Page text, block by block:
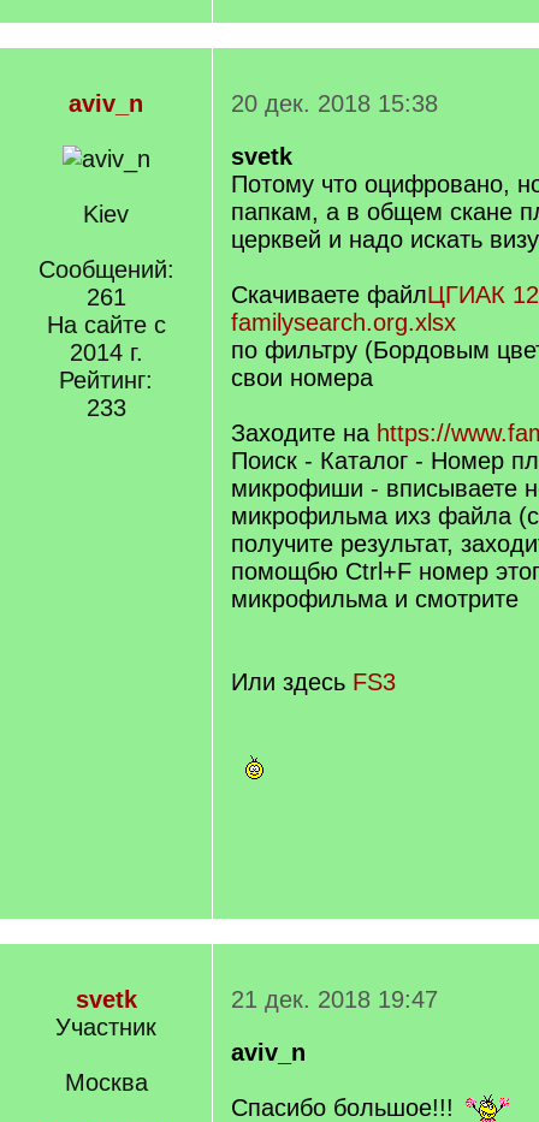
aviv_n
Kiev
Сообщений:
261
На сайте с
2014 г.
Рейтинг:
233
20 дек. 2018 15:38
svetk
Потому что оцифровано,
папкам, а в общем скане
церквей и надо искать
Скачиваете файлЦГИАК
familysearch.org.xlsx
по фильтру (Бордовым
свои номера
Заходите на https://
Поиск - Каталог - Номер
микрофиши - вписываете
микрофильма ихз файла
получите результат,
помощбю Ctrl+F номер
микрофильма и смотрите
Или здесь FS3
svetk
Участник
Москва
21 дек. 2018 19:47
aviv_n
Спасибо большое!!!